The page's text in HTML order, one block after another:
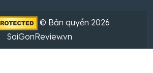
© Bản quyền 2026
SaiGonReview.vn